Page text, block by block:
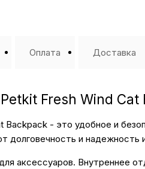
Оплата Доставка
Fresh Wind Cat
- это удобное и
и надежность
аксессуаров. Внутреннее